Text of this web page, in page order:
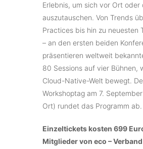
Erlebnis, um sich vor Ort oder
auszutauschen. Von Trends
Practices bis hin zu neuesten
– an den ersten beiden
präsentieren weltweit
80 Sessions auf vier Bühnen,
Cloud-Native-Welt bewegt.
Workshoptag am 7.
Ort) rundet das Programm ab.
Einzeltickets kosten 699
Mitglieder von eco –